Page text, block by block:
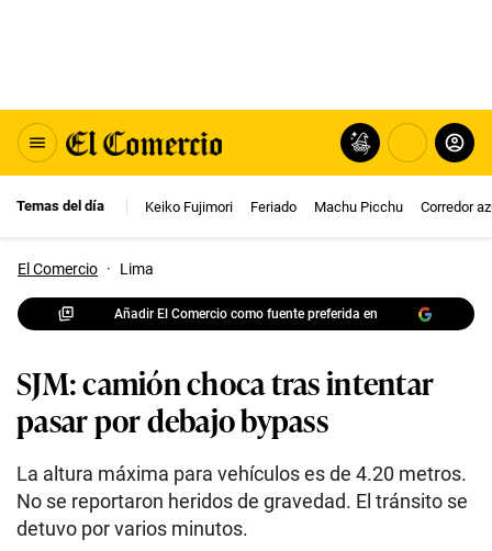
Temas del día Keiko Fujimori Feriado Machu Picchu Corredor
El Comercio · Lima
Añadir El Comercio como fuente preferida en
SJM: camión choca tras intentar
pasar por debajo bypass
La altura máxima para vehículos es de 4.20 metros.
No se reportaron heridos de gravedad. El tránsito se
detuvo por varios minutos.